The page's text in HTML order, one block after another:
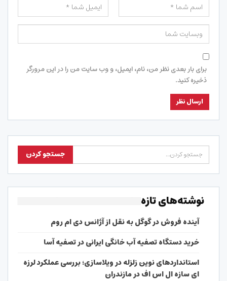
برای بار بعدی نظر من، نام، ایمیل، و وب سایت من را در این مرورگر
ذخیره کنید.
نوشته‌های تازه
آینده فروش در گوگل به نقل از آژانس دی ام روم
خرید دستگاه تصفیه آب خانگی ایرانی در تصفیه آسا
استانداردهای نوین زلزله در ویلاسازی؛ بررسی عملکرد لرزه
ای سازه ال اس اف در مازندران